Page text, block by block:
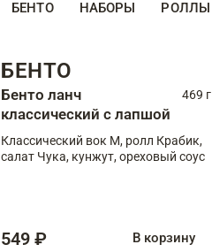
БЕНТО НАБОРЫ РОЛЛЫ
БЕНТО
Бенто ланч
классический с лапшой
469 г
Классический вок М, ролл Крабик,
салат Чука, кунжут, ореховый соус
549 ₽ В корзину